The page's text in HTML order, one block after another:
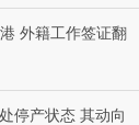
外籍工作签证翻
停产状态 其动向